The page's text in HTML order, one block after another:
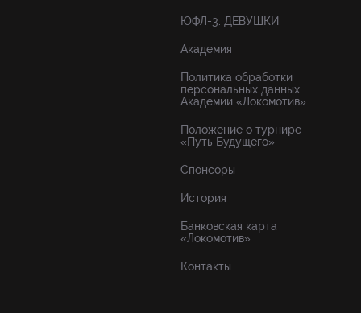
ЮФЛ-3. ДЕВУШКИ
Академия
Политика обработки
персональных данных
Академии «Локомотив»
Положение о турнире
«Путь Будущего»
Спонсоры
История
Банковская карта
«Локомотив»
Контакты